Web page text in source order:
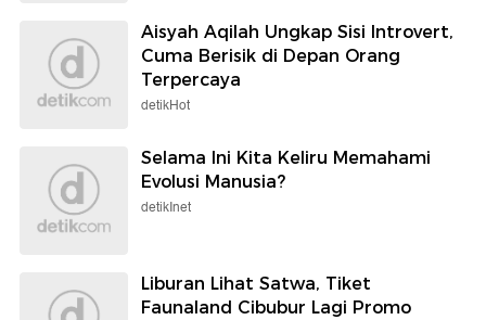
Aisyah Aqilah Ungkap Sisi Introvert,
Cuma Berisik di Depan Orang
Terpercaya
detikHot
Selama Ini Kita Keliru Memahami
Evolusi Manusia?
detikInet
Liburan Lihat Satwa, Tiket
Faunaland Cibubur Lagi Promo